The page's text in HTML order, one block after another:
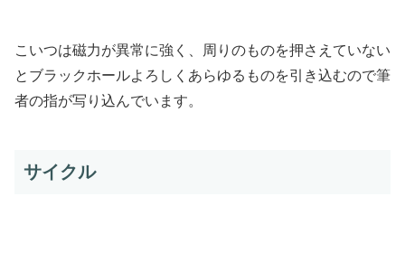
こいつは磁力が異常に強く、周りのものを押さえていない
とブラックホールよろしくあらゆるものを引き込むので筆
者の指が写り込んでいます。
サイクル